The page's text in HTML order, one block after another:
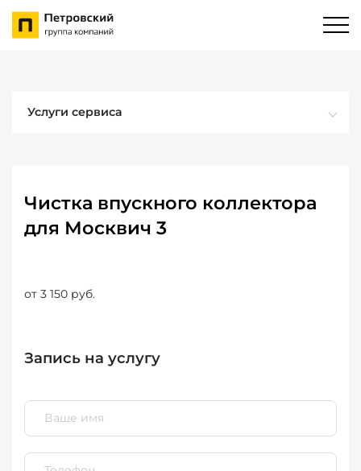
Услуги сервиса
Чистка впускного коллектора
для Москвич 3
от 3 150 руб.
Запись на услугу